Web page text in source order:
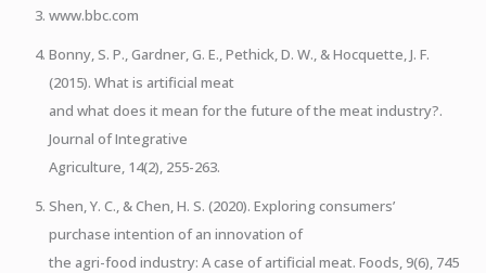
www.bbc.com
Bonny, S. P., Gardner, G. E., Pethick, D. W., & Hocquette, J. F.
(2015). What is artificial meat
and what does it mean for the future of the meat industry?.
Journal of Integrative
Agriculture, 14(2), 255-263.
Shen, Y. C., & Chen, H. S. (2020). Exploring consumers’
purchase intention of an innovation of
the agri-food industry: A case of artificial meat. Foods, 9(6), 745